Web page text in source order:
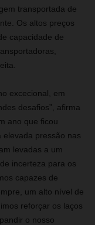
transportada de
Os altos preços
capacidade de
excecional, em
desafios”, afirma
ano que ficou
elevada pressão nas
levadas a um
incerteza para os
capazes de
um alto nível de
reforçar os laços
o nosso